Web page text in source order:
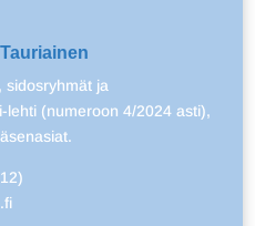
sidosryhmät ja
lehti (numeroon 4/2024 asti),